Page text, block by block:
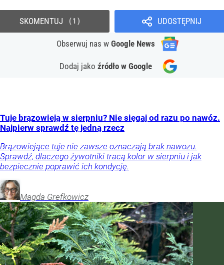
UDOSTĘPNIJ
Obserwuj nas w Google News
Dodaj jako źródło w Google
SKOMENTUJ 1
Tuje brązowieją w sierpniu? Nie sięgaj od razu po nawóz.
Najpierw sprawdź tę jedną rzecz
Brązowiejące tuje nie zawsze oznaczają brak nawozu.
Sprawdź, dlaczego żywotniki tracą kolor w sierpniu i jak
bezpiecznie poprawić ich kondycję.
Magda Grefkowicz